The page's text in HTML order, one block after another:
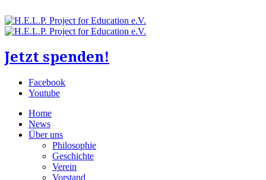
Jetzt spenden!
Facebook
Youtube
Home
News
Über uns
Philosophie
Geschichte
Verein
Vorstand